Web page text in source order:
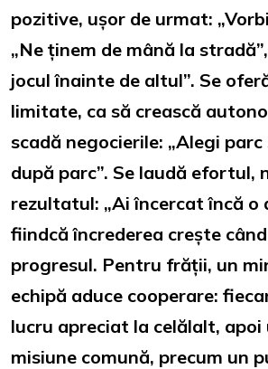
pozitive, ușor de urmat:
„Ne ținem de mână la
jocul înainte de altul”. Se
limitate, ca să crească
scadă negocierile: „Alegi
după parc”. Se laudă efortul,
rezultatul: „Ai încercat încă o
fiindcă încrederea crește
progresul. Pentru frății, un
echipă aduce cooperare:
lucru apreciat la celălalt, apoi
misiune comună, precum un